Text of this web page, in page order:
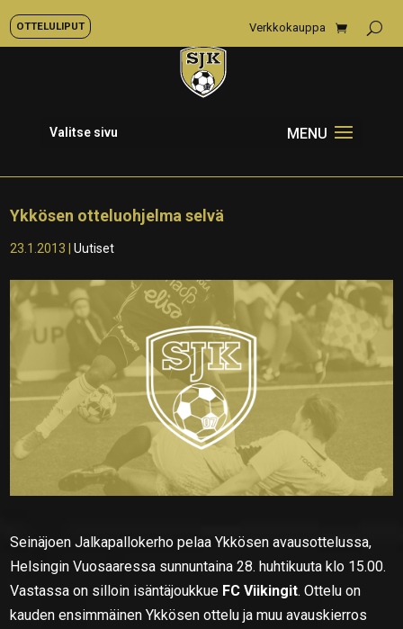
OTTELULIPUT Verkkokauppa
Valitse sivu
Ykkösen otteluohjelma selvä
23.1.2013 |Uutiset
Seinäjoen Jalkapallokerho pelaa Ykkösen avausottelussa,
Helsingin Vuosaaressa sunnuntaina 28. huhtikuuta klo 15.00.
Vastassa on silloin isäntäjoukkue FC Viikingit. Ottelu on
kauden ensimmäinen Ykkösen ottelu ja muu avauskierros